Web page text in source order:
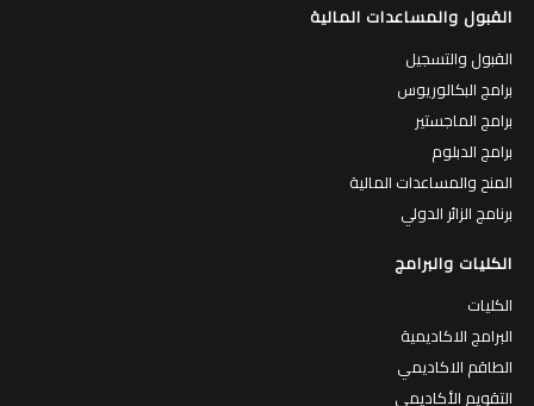
القبول والمساعدات المالية
القبول والتسجيل
برامج البكالوريوس
برامج الماجستير
برامج الدبلوم
المنح والمساعدات المالية
برنامج الزائر الدولي
الكليات والبرامج
الكليات
البرامج الاكاديمية
الطاقم الاكاديمي
التقويم الأكاديمي